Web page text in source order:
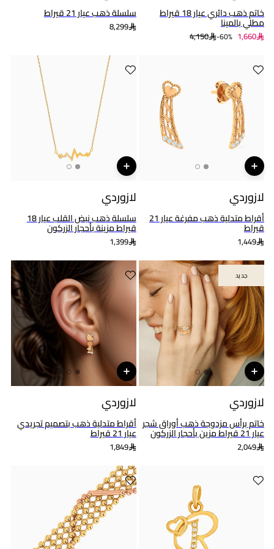
خاتم ذهب دائري عيار 18 قيراط
مطلي بالمينا
4,150 60%- 1,660
سلسلة ذهب عيار 21 قيراط
8,299
لازوردي
أقراط متدلية ذهب مفرغة عيار 21
قيراط
1,449
لازوردي
سلسلة ذهب نبض القلب عيار 18
قيراط مزينة بأحجار الزركون
1,399
جديد
جديد
لازوردي
خاتم برأس مزدوجة ذهب أوراق شجر
عيار 21 قيراط مزين بأحجار الزركون
2,049
لازوردي
أقراط متدلية ذهب بتصميم تجريدي
عيار 21 قيراط
1,849